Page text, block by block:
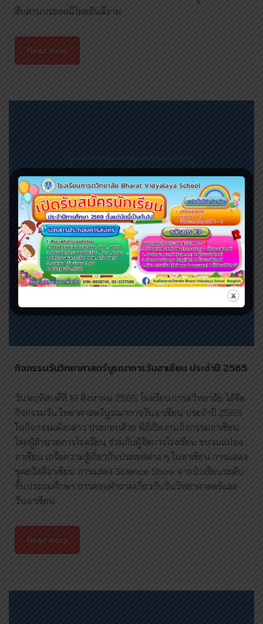
สืบสานประเพณีไทยอันดีงาม
Read more
กิจกรรมวันวิทยาศาสตร์บูรณาการวันอาเซียน ประจำปี 2565
วันพฤหัสบดีที่ 18 สิงหาคม 2565 โรงเรียนภารตวิทยาลัย ได้จัด
กิจกรรมวันวิทยาศาสตร์บูรณาการวันอาเซียน ประจำปี 2565
ในกิจกรรมดังกล่าว ประกอบด้วย พิธีเปิดงานกิจกรรมอาเซียน
โดยผู้อำนวยการโรงเรียน ร่วมกับผู้จัดการโรงเรียน ขบวนแห่ธง
อาเซียน เกร็ดความรู้เกี่ยวกับประเทศต่าง ๆ ในอาเซียน การแสดง
ชุดสวัสดีอาเซียน การแสดง Science Show จากนักเรียนระดับ
ชั้นประถมศึกษา การตอบคำถามเกี่ยวกับวันวิทยาศาสตร์และ
วันอาเซียน
Read more